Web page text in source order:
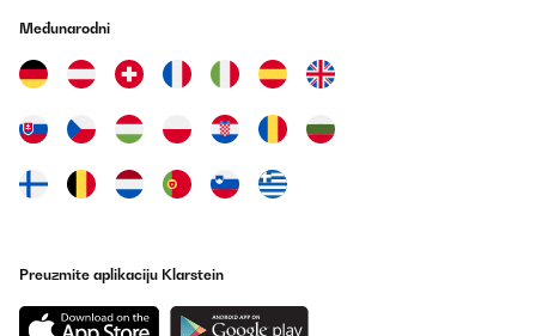
Međunarodni
Preuzmite aplikaciju Klarstein